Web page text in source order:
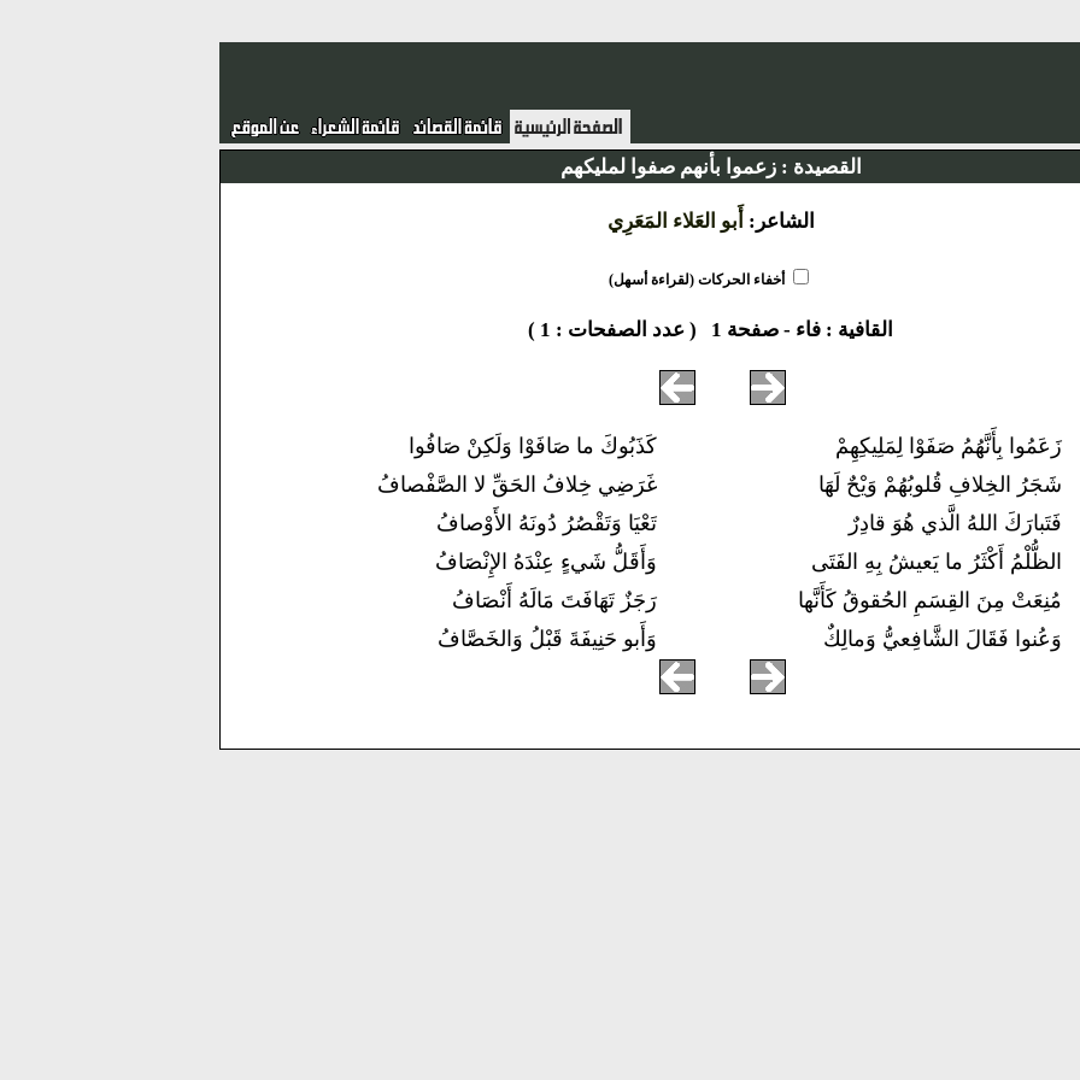
القصيدة :زعموا بأنهم صفوا لمليكهم
الشاعر: أَبو العَلاء المَعَرِي
أخفاء الحركات (لقراءة أسهل)
القافية : فاء - صفحة 1 ( عدد الصفحات : 1 )
زَعَمُوا بِأَنَّهُمُ صَفَوْا لِمَلِيكِهِمْ
كَذَبُوكَ ما صَافَوْا وَلَكِنْ صَافُوا
شَجَرُ الخِلافِ قُلوبُهُمْ وَيْحٌ لَهَا
غَرَضِي خِلافُ الحَقِّ لا الصَّفْصافُ
فَتَبارَكَ اللهُ الَّذي هُوَ قادِرٌ
تَعْيَا وَتَقْصُرُ دُونَهُ الأَوْصافُ
الظُّلْمُ أَكْثَرُ ما يَعيشُ بِهِ الفَتَى
وَأَقَلُّ شَيءٍ عِنْدَهُ الإِنْصَافُ
مُنِعَتْ مِنَ القِسَمِ الحُقوقُ كَأَنَّها
رَجَزٌ تَهَافَتَ مَالَهُ أَنْصَافُ
وَعُنوا فَقَالَ الشَّافِعيُّ وَمالِكٌ وَأَبو حَنِيفَةَ قَبْلُ وَالخَصَّافُ